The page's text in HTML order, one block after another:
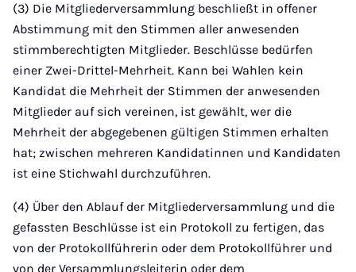
(3) Die Mitgliederversammlung beschließt in offener
Abstimmung mit den Stimmen aller anwesenden
stimmberechtigten Mitglieder. Beschlüsse bedürfen
einer Zwei-Drittel-Mehrheit. Kann bei Wahlen kein
Kandidat die Mehrheit der Stimmen der anwesenden
Mitglieder auf sich vereinen, ist gewählt, wer die
Mehrheit der abgegebenen gültigen Stimmen erhalten
hat; zwischen mehreren Kandidatinnen und Kandidaten
ist eine Stichwahl durchzuführen.
(4) Über den Ablauf der Mitgliederversammlung und die
gefassten Beschlüsse ist ein Protokoll zu fertigen, das
von der Protokollführerin oder dem Protokollführer und
von der Versammlungsleiterin oder dem